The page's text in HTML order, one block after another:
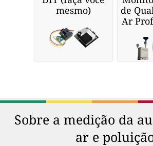
mesmo)
de
Ar
Sobre a medição da
ar e